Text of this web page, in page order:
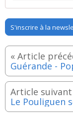
S'inscrire à la